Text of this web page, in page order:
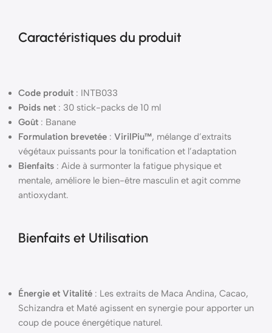
Caractéristiques du produit
Code produit : INTB033
Poids net : 30 stick-packs de 10 ml
Goût : Banane
Formulation brevetée : VirilPiu™, mélange d’extraits
végétaux puissants pour la tonification et l’adaptation
Bienfaits : Aide à surmonter la fatigue physique et
mentale, améliore le bien-être masculin et agit comme
antioxydant.
Bienfaits et Utilisation
Énergie et Vitalité : Les extraits de Maca Andina, Cacao,
Schizandra et Maté agissent en synergie pour apporter un
coup de pouce énergétique naturel.